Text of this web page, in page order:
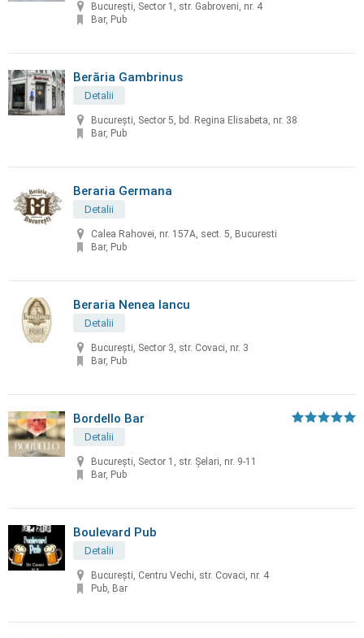
București, Sector 1, str. Gabroveni, nr. 4
Bar, Pub
Berăria Gambrinus
Detalii
București, Sector 5, bd. Regina Elisabeta, nr. 38
Bar, Pub
Beraria Germana
Detalii
Calea Rahovei, nr. 157A, sect. 5, Bucuresti
Bar, Pub
Beraria Nenea Iancu
Detalii
București, Sector 3, str. Covaci, nr. 3
Bar, Pub
Bordello Bar
Detalii
București, Sector 1, str. Șelari, nr. 9-11
Bar, Pub
Boulevard Pub
Detalii
București, Centru Vechi, str. Covaci, nr. 4
Pub, Bar